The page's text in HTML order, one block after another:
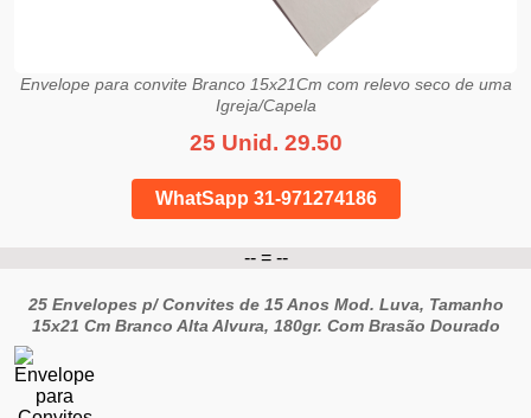
Envelope para convite Branco 15x21Cm com relevo seco de uma
Igreja/Capela
25 Unid. 29.50
WhatSapp 31-971274186
-- = --
25 Envelopes p/ Convites de 15 Anos Mod. Luva, Tamanho
15x21 Cm Branco Alta Alvura, 180gr. Com Brasão Dourado